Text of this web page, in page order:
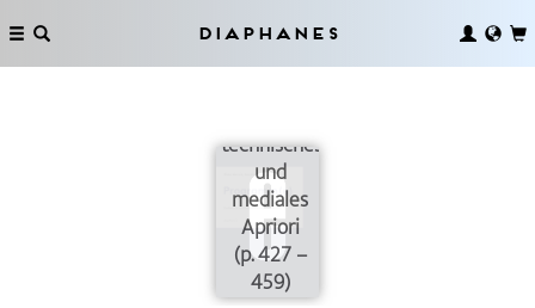
Diaphanes
technisches
und
mediales
Apriori
(p. 427 –
459)